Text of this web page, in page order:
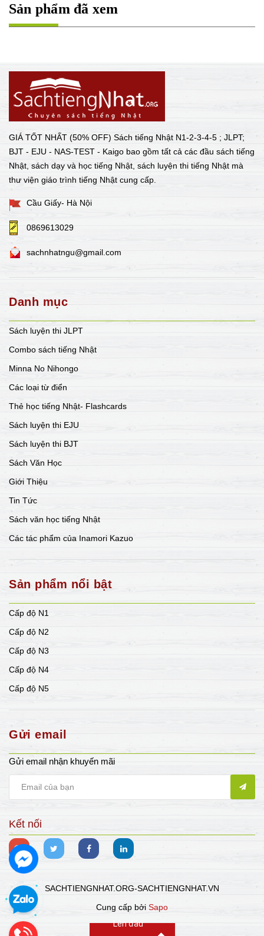
Sản phẩm đã xem
GIÁ TỐT NHẤT (50% OFF) Sách tiếng Nhật N1-2-3-4-5 ; JLPT;
BJT - EJU - NAS-TEST - Kaigo bao gồm tất cả các đầu sách tiếng
Nhật, sách dạy và học tiếng Nhật, sách luyện thi tiếng Nhật mà
thư viện giáo trình tiếng Nhật cung cấp.
Cầu Giấy- Hà Nội
0869613029
sachnhatngu@gmail.com
Danh mục
Sách luyện thi JLPT
Combo sách tiếng Nhật
Minna No Nihongo
Các loại từ điển
Thẻ học tiếng Nhật- Flashcards
Sách luyện thi EJU
Sách luyện thi BJT
Sách Văn Học
Giới Thiệu
Tin Tức
Sách văn học tiếng Nhật
Các tác phẩm của Inamori Kazuo
Sản phẩm nổi bật
Cấp độ N1
Cấp độ N2
Cấp độ N3
Cấp độ N4
Cấp độ N5
Gửi email
Gửi email nhận khuyến mãi
Kết nối
SACHTIENGNHAT.ORG-SACHTIENGNHAT.VN
Cung cấp bởi Sapo
Lên đầu